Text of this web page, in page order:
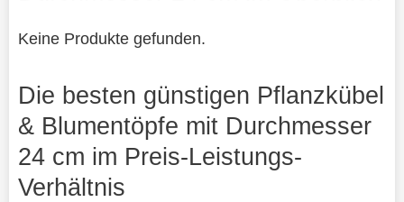
Keine Produkte gefunden.
Die besten günstigen Pflanzkübel
& Blumentöpfe mit Durchmesser
24 cm im Preis-Leistungs-
Verhältnis